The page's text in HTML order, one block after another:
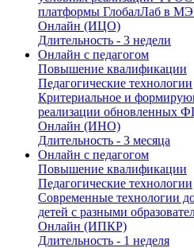
платформы ГлобалЛаб в
Онлайн (ИЦО)
Длительность - 3 недели
Онлайн с педагогом
Повышение квалификации
Педагогические технологии
Критериальное и
реализации обновленных
Онлайн (ИНО)
Длительность - 3 месяца
Онлайн с педагогом
Повышение квалификации
Педагогические технологии
Современные технологии
детей с разными
Онлайн (ИПКР)
Длительность - 1 неделя